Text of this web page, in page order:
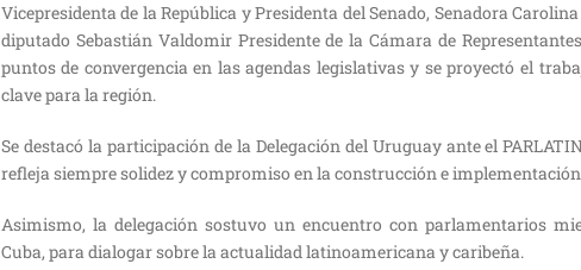
Vicepresidenta de la República y Presidenta del Senado, Senadora
diputado Sebastián Valdomir Presidente de la Cámara de
puntos de convergencia en las agendas legislativas y se proyectó el
clave para la región.
Se destacó la participación de la Delegación del Uruguay ante el
refleja siempre solidez y compromiso en la construcción e implementación
Asimismo, la delegación sostuvo un encuentro con parlamentarios
Cuba, para dialogar sobre la actualidad latinoamericana y caribeña.